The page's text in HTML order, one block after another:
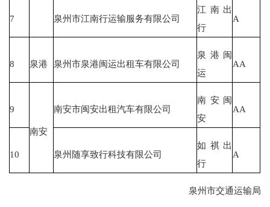
7 泉州市江南行运输服务有限公司
江南出
行
A
8 泉港 泉州市泉港闽运出租车有限公司
泉港闽
运
AA
9
南安
南安市闽安出租汽车有限公司
南安闽
安
AA
10 泉州随享致行科技有限公司
如祺出
行
A
泉州市交通运输局